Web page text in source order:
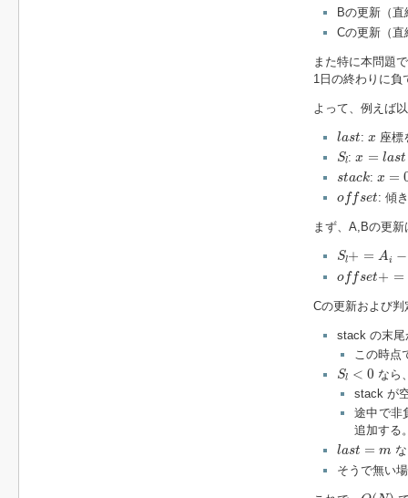
Bの更新（
Cの更新（
また特に本問題
1日の終わりに負
よって、例えば
last
la t : x
x 座標
Sl
Sl :x = last
s
stack
t k: x =
of fset
fse : 傾
まず、A,Bの更
Sl+ = Ai −
Sl + −B
offset+ =
fse + =
Cの更新および判
stack の末尾
この時点
Sl < 0
Sl 0
なら
stack が
途中で非
追加する
last = m
la t=
そうで無い
O(N)